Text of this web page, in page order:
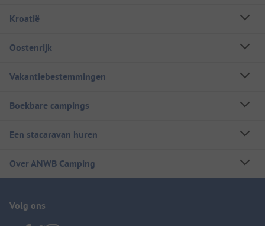
Kroatië
Oostenrijk
Vakantiebestemmingen
Boekbare campings
Een stacaravan huren
Over ANWB Camping
Volg ons